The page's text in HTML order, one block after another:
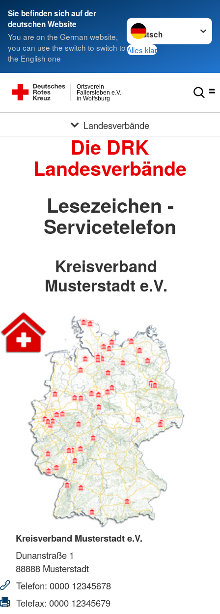
Sie befinden sich auf der
deutschen Website
You are on the German website,
you can use the switch to switch to
the English one
Sprache wechseln zu
Alles klar
in Wolfsburg
Fallersleben e.V.
Ortsverein
Landesverbände
Die DRK
Landesverbände
Lesezeichen -
Servicetelefon
Kreisverband
Musterstadt e.V.
Kreisverband Musterstadt e.V.
Dunanstraße 1
88888 Musterstadt
Telefon: 0000 12345678
Telefax: 0000 12345679